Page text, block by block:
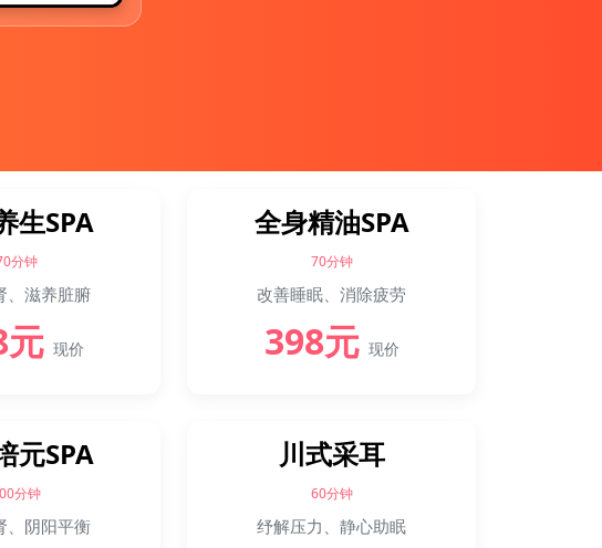
生SPA
分钟
、滋养脏腑
现价
全身精油SPA
70分钟
改善睡眠、消除疲劳
398元 现价
元SPA
分钟
、阴阳平衡
川式采耳
60分钟
纾解压力、静心助眠